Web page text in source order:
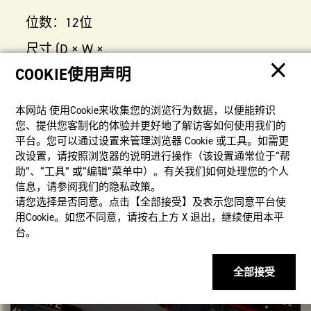
位数：12位
尺寸 (D × W ×
H)：
183×110.5×17.8
mm
COOKIE使用声明
本网站 使⽤Cookie来收集您的浏览⾏为数据，以便能辨识
您、提供您客制化的体验并更好地了解访客如何使⽤我们的
平台。您可以通过设置来管理浏览器 Cookie 或⼯具。如需更
改设置，请按照浏览器的说明进⾏操作（该设置通常位于“帮
助”、“⼯具” 或“编辑”菜单中）。有关我们如何处理您的个⼈
信息，请参阅我们的隐私政策。
请您选择是否同意。点击【全部接受】及表示您同意平台使
用Cookie。如您不同意，请按右上⽅ X 退出，继续使⽤本平
台。
全部接受